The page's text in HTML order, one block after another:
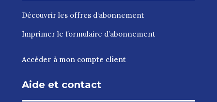
Découvrir les offres d‘abonnement
Imprimer le formulaire d’abonnement
Accéder à mon compte client
Aide et contact